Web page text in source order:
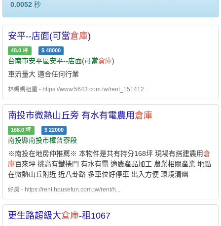
0.0052 秒
安平--店面(可當倉庫)
48.0 坪 $ 48000
台南市安平區安平--店面(可當倉庫)
車流量大 適合任何行業
林媽媽租屋 - https://www.5643.com.tw/rent_151412...
南投市微熱山丘旁 有水有電農用 倉庫
168.0 坪 $ 22000
南投縣南投市樟普寮段
※南投在地房仲推薦※ 本物件是共有持分168坪 現場有搭建農用倉
庫百來坪 挑高有鐡捲門 有水有電 適農產品加工 農業相關產業 地點
在微熱山丘附近 近八卦路 多車位好停車 出入方便 環境清幽
好房 - https://rent.housefun.com.tw/rent/h...
更生路超級大倉庫-租1067